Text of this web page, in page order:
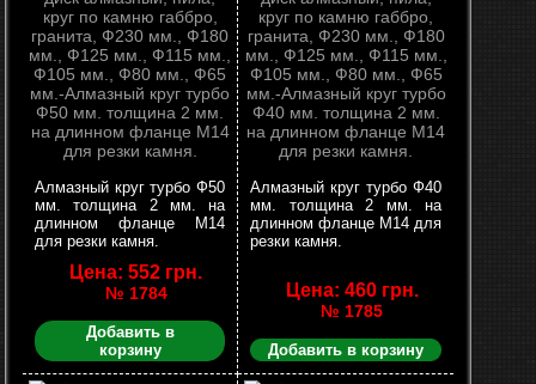
Алмазный круг турбо Ф50
мм. толщина 2 мм. на
длинном фланце М14
для резки камня.
Цена: 552 грн.
№ 1784
Добавить в
корзину
Алмазный круг турбо Ф40
мм. толщина 2 мм. на
длинном фланце М14 для
резки камня.
Цена: 460 грн.
№ 1785
Добавить в корзину